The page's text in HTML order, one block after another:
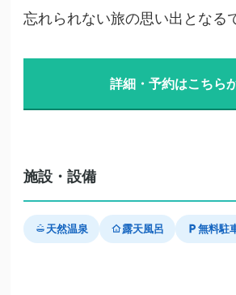
忘れられない旅の思い出となる
詳細・予約はこちら
施設・設備
天然温泉 露天風呂 無料駐